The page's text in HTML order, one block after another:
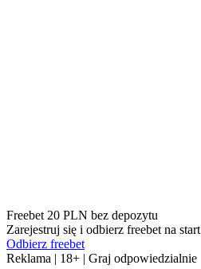
Freebet 20 PLN bez depozytu
Zarejestruj się i odbierz freebet na start
Odbierz freebet
Reklama | 18+ | Graj odpowiedzialnie